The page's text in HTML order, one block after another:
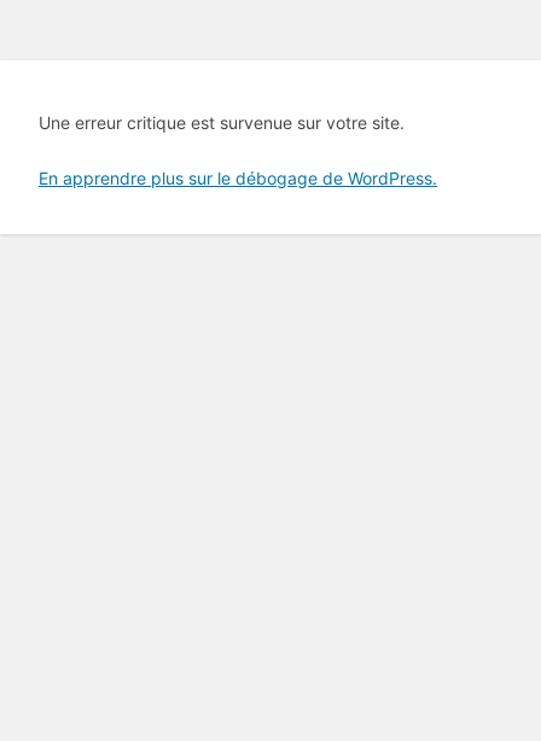
Une erreur critique est survenue sur votre site.
En apprendre plus sur le débogage de WordPress.